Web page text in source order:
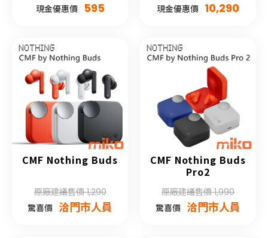
現金優惠價
595
現金優惠價 10,290
CMF Nothing Buds
原廠建議售價 1,290
驚喜價 洽門市人員
CMF Nothing Buds
Pro2
原廠建議售價 1,990
驚喜價 洽門市人員